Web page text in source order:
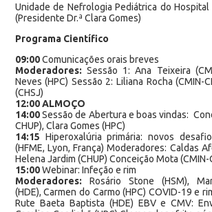
Unidade de Nefrologia Pediátrica do Hospital
(Presidente Dr.ª Clara Gomes)
Programa Científico
09:00Comunicações orais breves
Moderadores: Sessão 1: Ana Teixeira
Neves (HPC) Sessão 2: Liliana Rocha (CMIN-
(CHSJ)
12:00 ALMOÇO
14:00Sessão de Abertura e boas vindas:
CHUP), Clara Gomes (HPC)
14:15 Hiperoxalúria primária: novos
(HFME, Lyon, França) Moderadores: Caldas
Helena Jardim (CHUP) Conceição Mota (CMIN-
15:00Webinar: Infeção e rim
Moderadores: Rosário Stone (HSM),
(HDE), Carmen do Carmo (HPC) COVID-19 e
Rute Baeta Baptista (HDE) EBV e CMV: